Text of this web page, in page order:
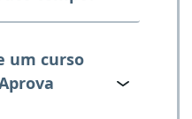
um curso